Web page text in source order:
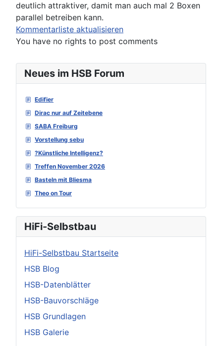
Neues im HSB Forum
Edifier
Dirac nur auf Zeitebene
SABA Freiburg
Vorstellung sebu
?Künstliche Intelligenz?
Treffen November 2026
Basteln mit Bliesma
Theo on Tour
HiFi-Selbstbau
HiFi-Selbstbau Startseite
HSB Blog
HSB-Datenblätter
HSB-Bauvorschläge
HSB Grundlagen
HSB Galerie
deutlich attraktiver, damit man auch mal 2 Boxen
parallel betreiben kann.
Kommentarliste aktualisieren
You have no rights to post comments